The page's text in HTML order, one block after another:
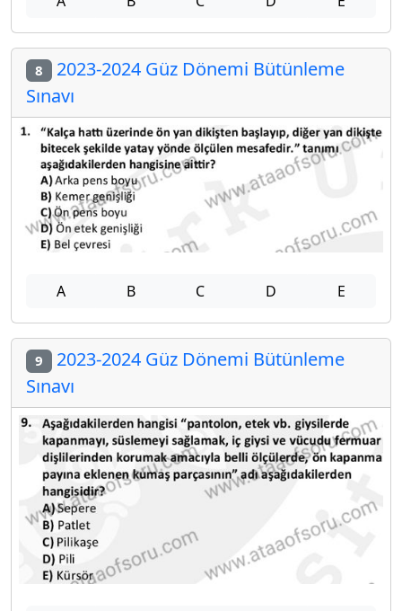
8 2023-2024 Güz Dönemi Bütünleme
Sınavı
A B C D E
9 2023-2024 Güz Dönemi Bütünleme
Sınavı